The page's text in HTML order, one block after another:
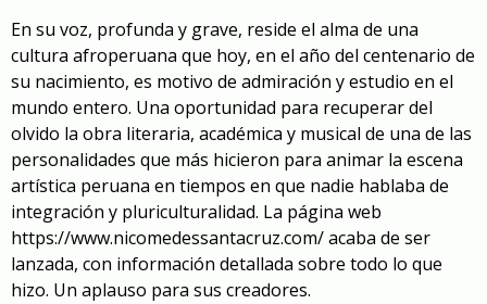
En su voz, profunda y grave, reside el alma de una
cultura afroperuana que hoy, en el año del centenario de
su nacimiento, es motivo de admiración y estudio en el
mundo entero. Una oportunidad para recuperar del
olvido la obra literaria, académica y musical de una de las
personalidades que más hicieron para animar la escena
artística peruana en tiempos en que nadie hablaba de
integración y pluriculturalidad. La página web
https://www.nicomedessantacruz.com/acaba de ser
lanzada, con información detallada sobre todo lo que
hizo. Un aplauso para sus creadores.